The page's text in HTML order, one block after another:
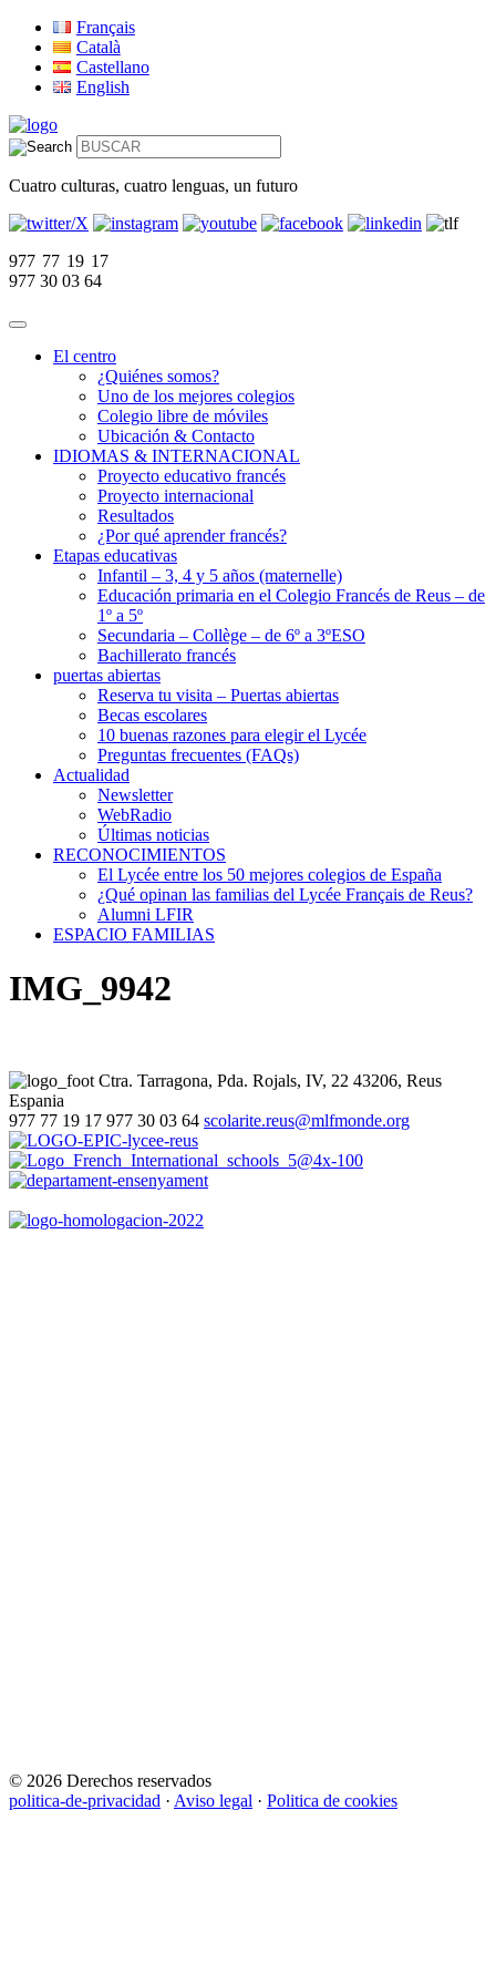
Français
Català
Castellano
English
Cuatro culturas, cuatro lenguas, un futuro
977 77 19 17
977 30 03 64
El centro
¿Quiénes somos?
Uno de los mejores colegios
Colegio libre de móviles
Ubicación & Contacto
IDIOMAS & INTERNACIONAL
Proyecto educativo francés
Proyecto internacional
Resultados
¿Por qué aprender francés?
Etapas educativas
Infantil – 3, 4 y 5 años (maternelle)
Educación primaria en el Colegio Francés de Reus – de
1º a 5º
Secundaria – Collège – de 6º a 3ºESO
Bachillerato francés
puertas abiertas
Reserva tu visita – Puertas abiertas
Becas escolares
10 buenas razones para elegir el Lycée
Preguntas frecuentes (FAQs)
Actualidad
Newsletter
WebRadio
Últimas noticias
RECONOCIMIENTOS
El Lycée entre los 50 mejores colegios de España
¿Qué opinan las familias del Lycée Français de Reus?
Alumni LFIR
ESPACIO FAMILIAS
IMG_9942
Ctra. Tarragona, Pda. Rojals, IV, 22 43206, Reus
Espania
977 77 19 17 977 30 03 64 scolarite.reus@mlfmonde.org
© 2026 Derechos reservados
politica-de-privacidad · Aviso legal · Politica de cookies